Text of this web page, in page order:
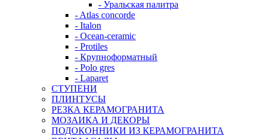
- Уральская палитра
- Atlas concorde
- Italon
- Ocean-ceramic
- Protiles
- Крупноформатный
- Polo gres
- Laparet
СТУПЕНИ
ПЛИНТУСЫ
РЕЗКА КЕРАМОГРАНИТА
МОЗАИКА И ДЕКОРЫ
ПОДОКОННИКИ ИЗ КЕРАМОГРАНИТА